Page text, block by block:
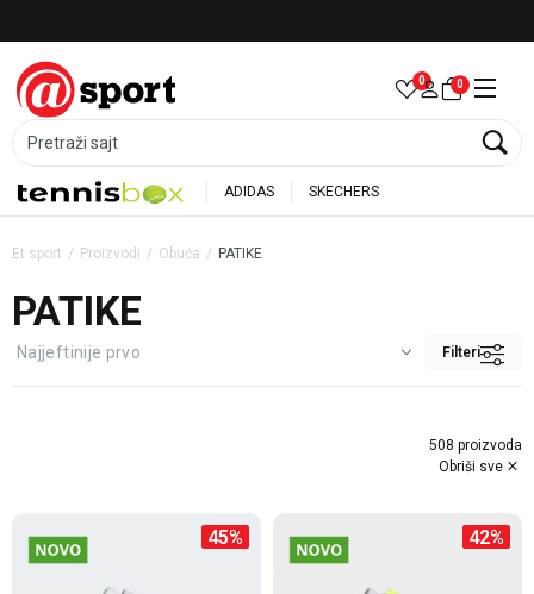
Pretraži sajt
0 0
ADIDAS SKECHERS
Et sport Proizvodi Obuća PATIKE
PATIKE
Filteri
508 proizvoda
Obriši sve
45% 42%